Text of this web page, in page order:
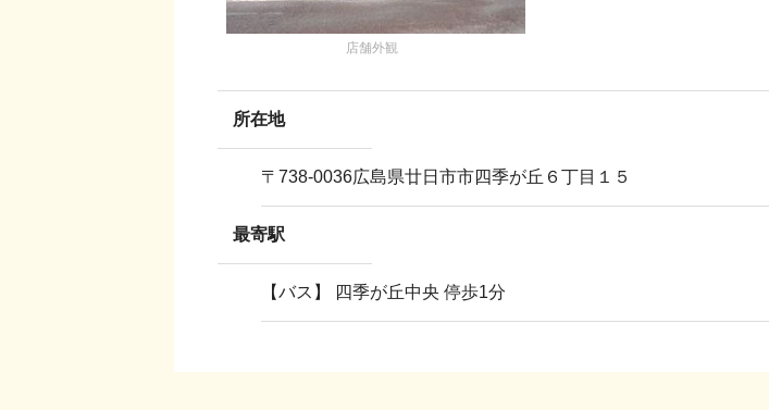
店舗外観
所在地
〒 738-0036広島県廿日市市四季が丘６丁目１５
最寄駅
【バス】 四季が丘中央 停歩1分